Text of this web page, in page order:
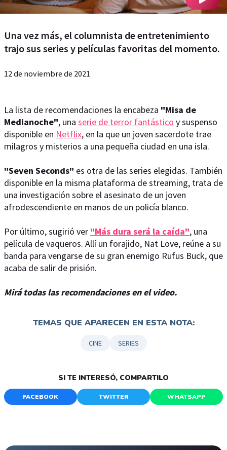
Una vez más, el columnista de entretenimiento
trajo sus series y películas favoritas del momento.
12 de noviembre de 2021
La lista de recomendaciones la encabeza "Misa de
Medianoche", una serie de terror fantástico y suspenso
disponible en Netflix, en la que un joven sacerdote trae
milagros y misterios a una pequeña ciudad en una isla.
"Seven Seconds" es otra de las series elegidas. También
disponible en la misma plataforma de streaming, trata de
una investigación sobre el asesinato de un joven
afrodescendiente en manos de un policía blanco.
Por último, sugirió ver "Más dura será la caída", una
película de vaqueros. Allí un forajido, Nat Love, reúne a su
banda para vengarse de su gran enemigo Rufus Buck, que
acaba de salir de prisión.
Mirá todas las recomendaciones en el video.
TEMAS QUE APARECEN EN ESTA NOTA:
CINE SERIES
SI TE INTERESÓ, COMPARTILO
FACEBOOK TWITTER WHATSAPP